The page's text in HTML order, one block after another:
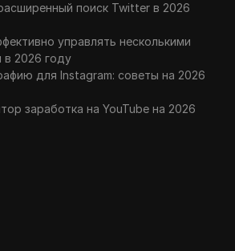
поиск Twitter в 2026
управлять несколькими
в 2026 году
для Instagram: советы на 2026
заработка на YouTube на 2026